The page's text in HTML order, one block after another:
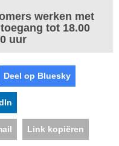
werken met
tot 18.00
uur
Deel op Bluesky
Link kopiëren